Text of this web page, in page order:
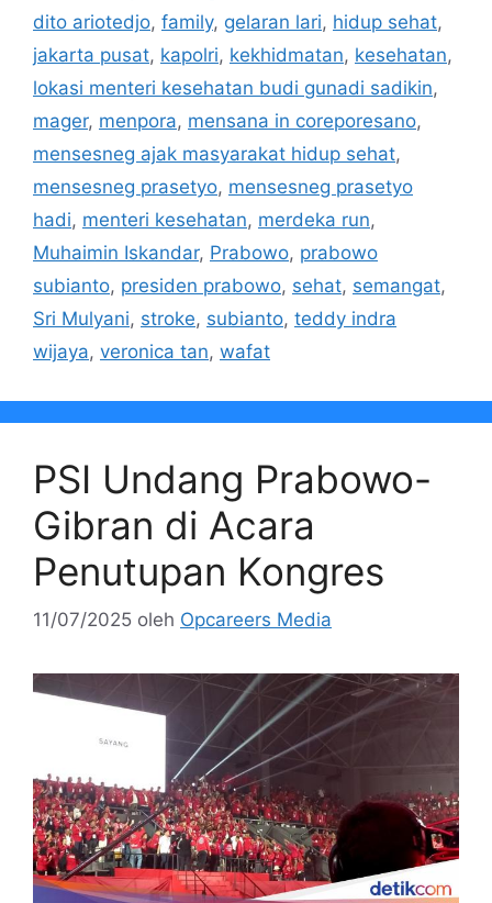
dito ariotedjo, family, gelaran lari, hidup sehat,
jakarta pusat, kapolri, kekhidmatan, kesehatan,
lokasi menteri kesehatan budi gunadi sadikin,
mager, menpora, mensana in coreporesano,
mensesneg ajak masyarakat hidup sehat,
mensesneg prasetyo, mensesneg prasetyo
hadi, menteri kesehatan, merdeka run,
Muhaimin Iskandar, Prabowo, prabowo
subianto, presiden prabowo, sehat, semangat,
Sri Mulyani, stroke, subianto, teddy indra
wijaya, veronica tan, wafat
PSI Undang Prabowo-
Gibran di Acara
Penutupan Kongres
11/07/2025 oleh Opcareers Media